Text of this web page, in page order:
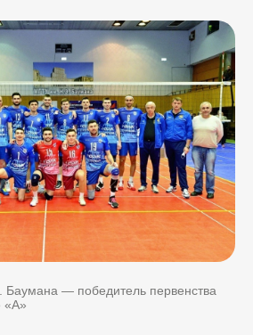
— победитель первенства
«А»